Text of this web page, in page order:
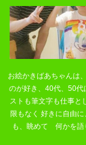
お絵かきばあちゃんは
のが好き、40代、50代
ストも筆文字も仕事と
限もなく 好きに自由
も、眺めて 何かを語